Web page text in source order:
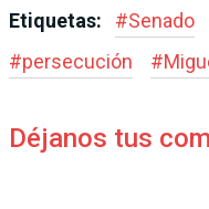
Etiquetas: #Senado
#persecución #
Déjanos tus